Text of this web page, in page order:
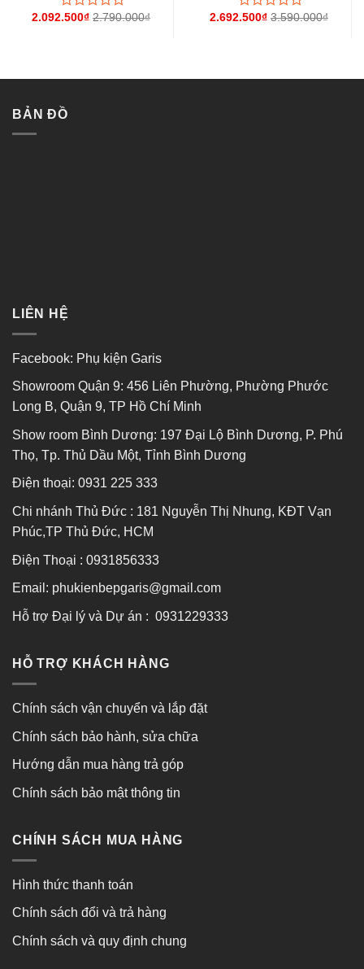
Được
2.092.500₫ 2.790.000₫
Được
2.692.500₫ 3.590.000₫
BẢN ĐỒ
LIÊN HỆ
Facebook: Phụ kiện Garis
Showroom Quận 9: 456 Liên Phường, Phường Phước
Long B, Quận 9, TP Hồ Chí Minh
Show room Bình Dương: 197 Đại Lộ Bình Dương, P. Phú
Thọ, Tp. Thủ Dầu Một, Tỉnh Bình Dương
Điện thoại: 0931 225 333
Chi nhánh Thủ Đức : 181 Nguyễn Thị Nhung, KĐT Vạn
Phúc,TP Thủ Đức, HCM
Điện Thoại : 0931856333
Email: phukienbepgaris@gmail.com
Hỗ trợ Đại lý và Dự án : 0931229333
HỖ TRỢ KHÁCH HÀNG
Chính sách vận chuyển và lắp đặt
Chính sách bảo hành, sửa chữa
Hướng dẫn mua hàng trả góp
Chính sách bảo mật thông tin
CHÍNH SÁCH MUA HÀNG
Hình thức thanh toán
Chính sách đổi và trả hàng
Chính sách và quy định chung